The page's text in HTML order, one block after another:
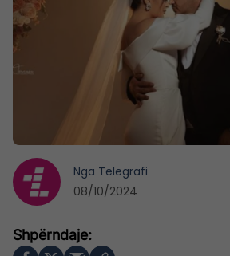
Nga Telegrafi
08/10/2024